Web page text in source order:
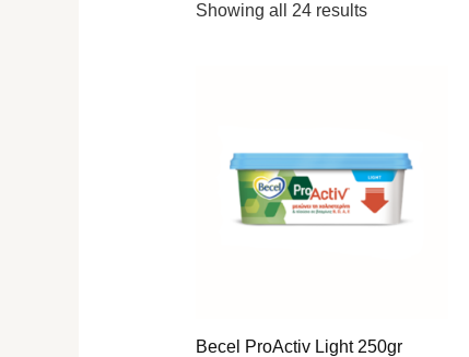
Showing all 24 results
Becel ProActiv Light 250gr